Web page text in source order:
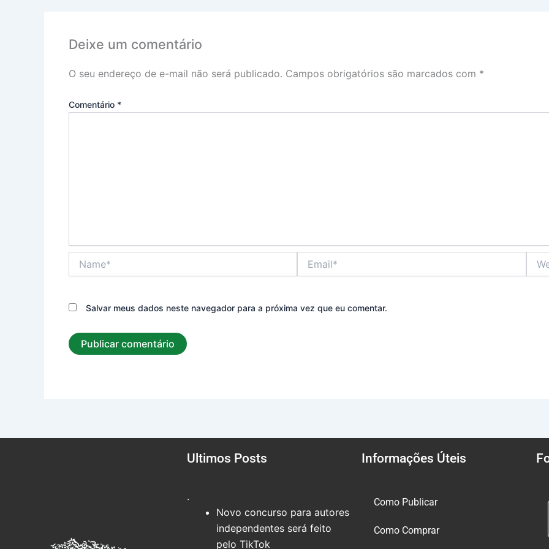
Deixe um comentário
O seu endereço de e-mail não será publicado. Campos obrigatórios são marcados com *
Comentário *
Salvar meus dados neste navegador para a próxima vez que eu comentar.
Ultimos Posts
.
Novo concurso para autores
independentes será feito
pelo TikTok
Informações Úteis
Como Publicar
Como Comprar